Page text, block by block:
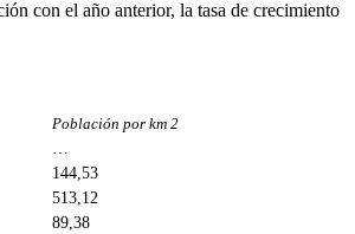
con el año anterior, la tasa de crecimiento
Población por km 2
…
144,53
513,12
89,38